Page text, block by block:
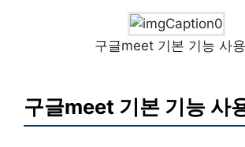
구글meet 기본 기능 사
구글meet 기본 기능 사